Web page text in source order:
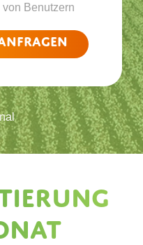
Benutzern